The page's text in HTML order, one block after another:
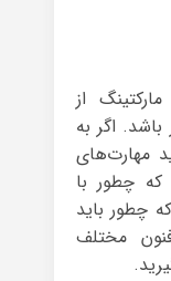
از
اگر به
مهارت‌های
که چطور با
چطور باید
مختلف